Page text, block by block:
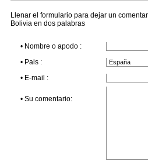
Llenar el formulario para dejar un
Bolivia en dos palabras
• Nombre o apodo :
• Pais :
• E-mail :
• Su comentario: